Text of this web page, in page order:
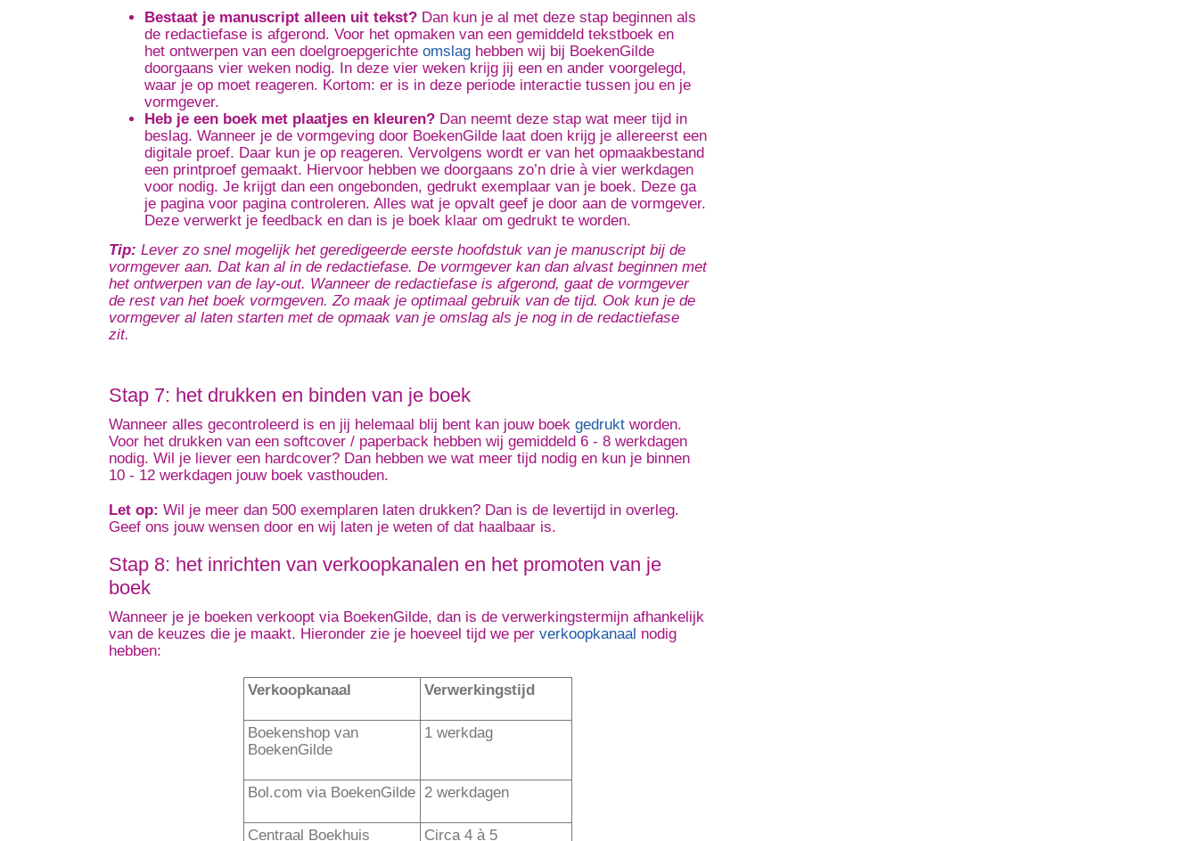
Bestaat je manuscript alleen uit tekst? Dan kun je al met deze stap beginnen als
de redactiefase is afgerond. Voor het opmaken van een gemiddeld tekstboek en
het ontwerpen van een doelgroepgerichte omslag hebben wij bij BoekenGilde
doorgaans vier weken nodig. In deze vier weken krijg jij een en ander voorgelegd,
waar je op moet reageren. Kortom: er is in deze periode interactie tussen jou en je
vormgever.
Heb je een boek met plaatjes en kleuren? Dan neemt deze stap wat meer tijd in
beslag. Wanneer je de vormgeving door BoekenGilde laat doen krijg je allereerst een
digitale proef. Daar kun je op reageren. Vervolgens wordt er van het opmaakbestand
een printproef gemaakt. Hiervoor hebben we doorgaans zo’n drie à vier werkdagen
voor nodig. Je krijgt dan een ongebonden, gedrukt exemplaar van je boek. Deze ga
je pagina voor pagina controleren. Alles wat je opvalt geef je door aan de vormgever.
Deze verwerkt je feedback en dan is je boek klaar om gedrukt te worden.
Tip: Lever zo snel mogelijk het geredigeerde eerste hoofdstuk van je manuscript bij de
vormgever aan. Dat kan al in de redactiefase. De vormgever kan dan alvast beginnen met
het ontwerpen van de lay-out. Wanneer de redactiefase is afgerond, gaat de vormgever
de rest van het boek vormgeven. Zo maak je optimaal gebruik van de tijd. Ook kun je de
vormgever al laten starten met de opmaak van je omslag als je nog in de redactiefase
zit.
Stap 7: het drukken en binden van je boek
Wanneer alles gecontroleerd is en jij helemaal blij bent kan jouw boek gedrukt worden.
Voor het drukken van een softcover / paperback hebben wij gemiddeld 6 - 8 werkdagen
nodig. Wil je liever een hardcover? Dan hebben we wat meer tijd nodig en kun je binnen
10 - 12 werkdagen jouw boek vasthouden.
Let op: Wil je meer dan 500 exemplaren laten drukken? Dan is de levertijd in overleg.
Geef ons jouw wensen door en wij laten je weten of dat haalbaar is.
Stap 8: het inrichten van verkoopkanalen en het promoten van je
boek
Wanneer je je boeken verkoopt via BoekenGilde, dan is de verwerkingstermijn afhankelijk
van de keuzes die je maakt. Hieronder zie je hoeveel tijd we per verkoopkanaal nodig
hebben:
Verkoopkanaal Verwerkingstijd
Boekenshop van
BoekenGilde
1 werkdag
Bol.com via BoekenGilde 2 werkdagen
Centraal Boekhuis Circa 4 à 5